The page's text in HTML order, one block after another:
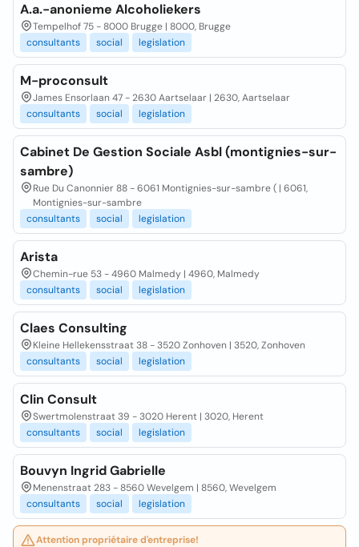
A.a.-anonieme Alcoholiekers
Tempelhof 75 - 8000 Brugge | 8000, Brugge
consultants
social legislation
M-proconsult
James Ensorlaan 47 - 2630 Aartselaar | 2630, Aartselaar
consultants
social legislation
Cabinet De Gestion Sociale Asbl (montignies-sur-
sambre)
Rue Du Canonnier 88 - 6061 Montignies-sur-sambre ( | 6061,
Montignies-sur-sambre
consultants
social legislation
Arista
Chemin-rue 53 - 4960 Malmedy | 4960, Malmedy
consultants
social legislation
Claes Consulting
Kleine Hellekensstraat 38 - 3520 Zonhoven | 3520, Zonhoven
consultants
social legislation
Clin Consult
Swertmolenstraat 39 - 3020 Herent | 3020, Herent
consultants
social legislation
Bouvyn Ingrid Gabrielle
Menenstraat 283 - 8560 Wevelgem | 8560, Wevelgem
consultants
social legislation
Attention propriétaire d'entreprise!